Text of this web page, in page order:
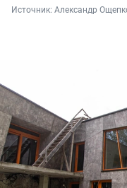
Источник: Александр